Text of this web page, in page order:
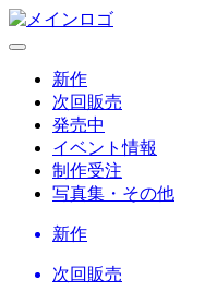
新作
次回販売
発売中
イベント情報
制作受注
写真集・その他
新作
次回販売